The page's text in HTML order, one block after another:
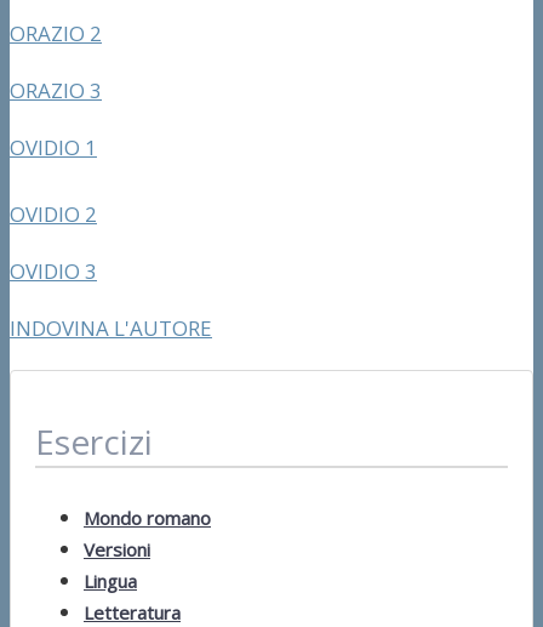
ORAZIO 2
ORAZIO 3
OVIDIO 1
OVIDIO 2
OVIDIO 3
INDOVINA L'AUTORE
Esercizi
Mondo romano
Versioni
Lingua
Letteratura